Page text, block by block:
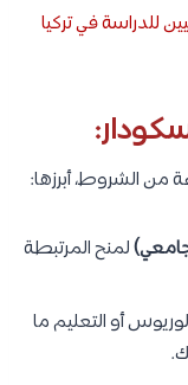
للدراسة في تركيا
الشروط، أبرزها:
لمنح المرتبطة
أو التعليم ما